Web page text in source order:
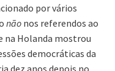
por vários
nãonos referendos ao
na Holanda mostrou
democráticas da